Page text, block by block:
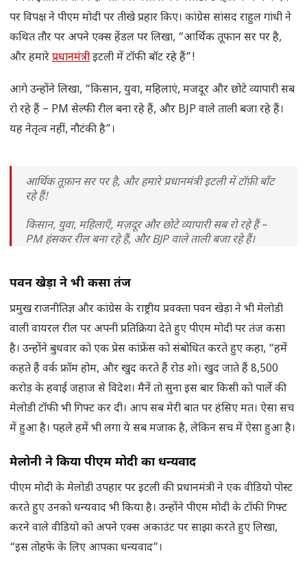
पर विपक्ष ने पीएम मोदी पर तीखे प्रहार किए। कांग्रेस सांसद राहुल गांधी ने
कथित तौर पर अपने एक्स हेंडल पर लिखा, “आर्थिक तूफान सर पर है,
और हमारेप्रधानमंत्रीइटली में टॉफी बॉट रहे हैं”!
आगे उन्होंने लिखा, “किसान, युवा, महिलाएं, मजदूर और छोटे व्यापारी सब
रो रहे हैं – PM सेल्फी रील बना रहे हैं, और BJP वाले ताली बजा रहे हैं।
यह नेतृत्व नहीं, नौटंकी है”।
आर्थिक तूफ़ान सर पर है, और हमारे प्रधानमंत्री इटली में टॉफ़ी बाँट
रहे हैं!
किसान, युवा, महिलाएँ, मज़दूर और छोटे व्यापारी सब रो रहे हैं –
PM हंसकर रील बना रहे हैं, और BJP वाले ताली बजा रहे हैं।
पवन खेड़ा ने भी कसा तंज
प्रमुख राजनीतिज्ञ और कांग्रेस के राष्ट्रीय प्रवक्ता पवन खेड़ा ने भी मेलोडी
वाली वायरल रील पर अपनी प्रतिक्रिया देते हुए पीएम मोदी पर तंज कसा
है। उन्होंने बुधवार को एक प्रेस कांफ्रेंस को संबोधित करते हुए कहा, “हमें
कहते हैं वर्क फ्रॉम होम, और खुद करते हैं रोड शो। खुद जाते हैं 8,500
करोड़ के हवाई जहाज से विदेश। मैनें तो सुना इस बार किसी को पार्ले की
मेलोडी टॉफी भी गिफ्ट कर दी। आप सब मेरी बात पर हंसिए मत। ऐसा सच
में हुआ है। पहले हमें भी लगा ये सब मजाक है, लेकिन सच में ऐसा हुआ है।
मेलोनी ने किया पीएम मोदी का धन्यवाद
पीएम मोदी के मेलोडी उपहार पर इटली की प्रधानमंत्री ने एक वीडियो पोस्ट
करते हुए उनको धन्यवाद भी किया है। उन्होंने पीएम मोदी के टॉफी गिफ्ट
करने वाले वीडियो को अपने एक्स अकाउंट पर साझा करते हुए लिखा,
“इस तोहफे के लिए आपका धन्यवाद”।